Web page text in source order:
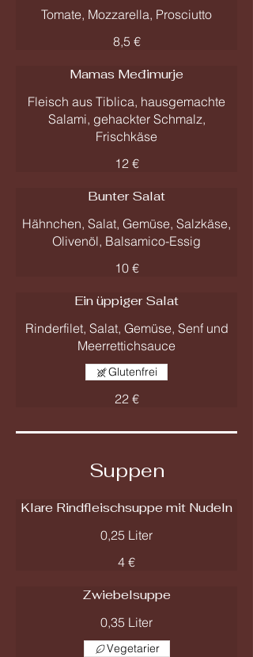
Tomate, Mozzarella, Prosciutto
8,5 €
Mamas Međimurje
Fleisch aus Tiblica, hausgemachte
Salami, gehackter Schmalz,
Frischkäse
12 €
Bunter Salat
Hähnchen, Salat, Gemüse, Salzkäse,
Olivenöl, Balsamico-Essig
10 €
Ein üppiger Salat
Rinderfilet, Salat, Gemüse, Senf und
Meerrettichsauce
22 €
Glutenfrei
Suppen
Klare Rindfleischsuppe mit Nudeln
0,25 Liter
4 €
Zwiebelsuppe
0,35 Liter
Vegetarier